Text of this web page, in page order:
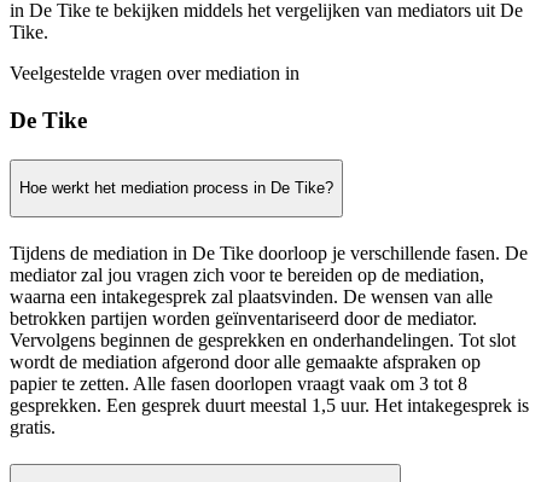
in De Tike te bekijken middels het vergelijken van mediators uit De
Tike.
Veelgestelde vragen over mediation in
De Tike
Hoe werkt het mediation process in De Tike?
Tijdens de mediation in De Tike doorloop je verschillende fasen. De
mediator zal jou vragen zich voor te bereiden op de mediation,
waarna een intakegesprek zal plaatsvinden. De wensen van alle
betrokken partijen worden geïnventariseerd door de mediator.
Vervolgens beginnen de gesprekken en onderhandelingen. Tot slot
wordt de mediation afgerond door alle gemaakte afspraken op
papier te zetten. Alle fasen doorlopen vraagt vaak om 3 tot 8
gesprekken. Een gesprek duurt meestal 1,5 uur. Het intakegesprek is
gratis.